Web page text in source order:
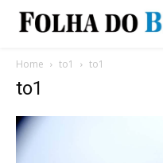
Home to1 to1
to1